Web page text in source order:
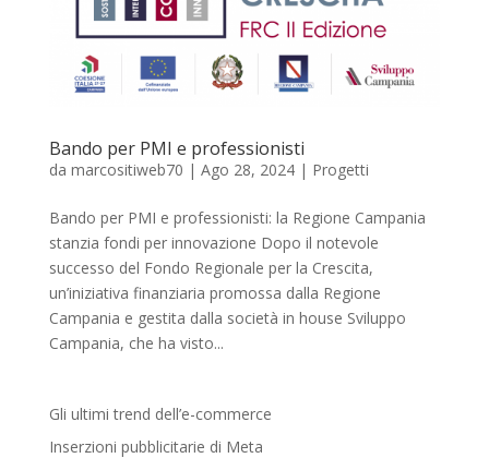
Bando per PMI e professionisti
da marcositiweb70 | Ago 28, 2024| Progetti
Bando per PMI e professionisti: la Regione Campania
stanzia fondi per innovazione Dopo il notevole
successo del Fondo Regionale per la Crescita,
un’iniziativa finanziaria promossa dalla Regione
Campania e gestita dalla società in house Sviluppo
Campania, che ha visto...
Gli ultimi trend dell’e-commerce
Inserzioni pubblicitarie di Meta